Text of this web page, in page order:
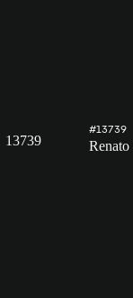
13739
#13739